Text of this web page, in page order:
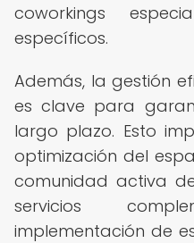
coworkings
específicos.
Además, la gestión
es clave para
largo plazo. Esto
optimización del
comunidad activa
servicios
implementación de